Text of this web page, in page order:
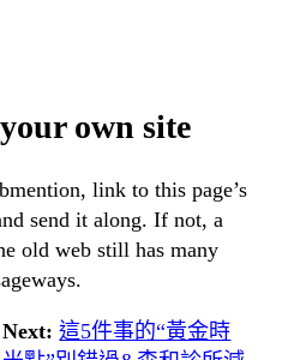
own site
link to this page’s
send it along. If not, a
old web still has many
Next: 這5件事的“黃金時